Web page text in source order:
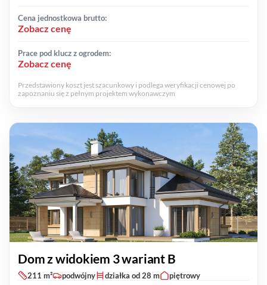
Cena jednostkowa brutto:
Zobacz cenę
Prace pod klucz z ogrodem:
Zobacz cenę
Przedstawiony koszt jest szacunkowy i podlega weryfikacji cenowej po
zapoznaniu się z pełnym projektem wykonawczym
Dom z widokiem 3 wariant B
211 m² podwójny działka od 28 m
piętrowy